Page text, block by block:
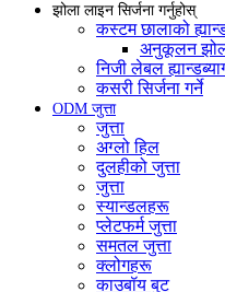
झोला लाइन सिर्जना गर्नुहोस्
कस्टम छालाको
अनुकूलन
निजी लेबल
कसरी सिर्जना गर्ने
ODM जुत्ता
जुत्ता
अग्लो हिल
दुलहीको जुत्ता
जुत्ता
स्यान्डलहरू
प्लेटफर्म जुत्ता
समतल जुत्ता
क्लोगहरू
काउबॉय बुट